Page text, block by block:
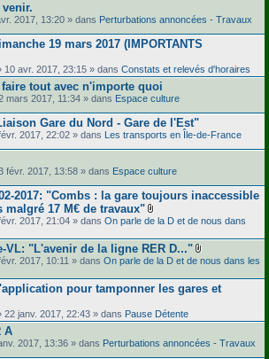
2017, 13:20 » dans Perturbations annoncées - Travaux
19 mars 2017 (IMPORTANTS
10 avr. 2017, 23:15 » dans Constats et relevés d'horaires
tout avec n'importe quoi
mars 2017, 11:34 » dans Espace culture
Gare du Nord - Gare de l'Est"
2017, 22:02 » dans Les transports en Île-de-France
févr. 2017, 13:58 » dans Espace culture
2017: "Combs : la gare toujours inaccessible
malgré 17 M€ de travaux"
F
c
h
r
)
j
i
n
2017, 21:04 » dans On parle de la D et de nous dans
VL: "L'avenir de la ligne RER D..."
F
c
h
r
s
2017, 10:11 » dans On parle de la D et de nous dans les
pour tamponner les gares et
22 janv. 2017, 22:43 » dans Pause Détente
A
2017, 13:36 » dans Perturbations annoncées - Travaux